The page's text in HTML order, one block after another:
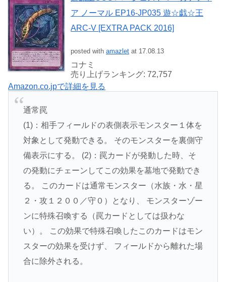
ア ノーマル EP16-JP035 遊☆戯☆王
ARC-V [EXTRA PACK 2016]
posted with amazlet at 17.08.13
コナミ
売り上げランキング: 72,757
Amazon.co.jpで詳細を見る
通常罠
(1)：相手フィールドの表側表示モンスター１体を
対象として発動できる。 そのモンスターを裏側守
備表示にする。 (2)：罠カードが発動した時、そ
の発動にチェーンしてこの効果を墓地で発動でき
る。 このカードは通常モンスター（水族・水・星
２・攻１２００／守０）となり、 モンスターゾー
ンに特殊召喚する（罠カードとしては扱わな
い）。 この効果で特殊召喚したこのカードはモン
スターの効果を受けず、 フィールドから離れた場
合に除外される。